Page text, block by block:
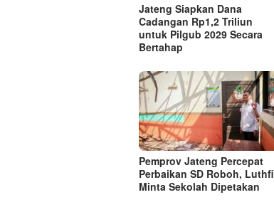
Jateng Siapkan Dana
Cadangan Rp1,2 Triliun
untuk Pilgub 2029 Secara
Bertahap
Pemprov Jateng Percepat
Perbaikan SD Roboh, Luthfi
Minta Sekolah Dipetakan